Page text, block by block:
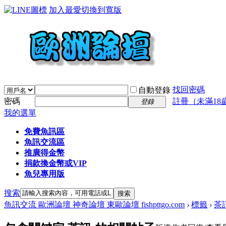
加入最愛切換到寬版
自動登錄 找回密碼
密碼
登錄
註冊（未滿18
我的選單
免費魚訊區
魚訊交流區
推廣得金幣
捐款換金幣或VIP
魚兒專用版
搜索 搜索
魚訊交流 歐洲論壇 神奇論壇 東歐論壇 fishpttgo.com › 標籤 › 茶